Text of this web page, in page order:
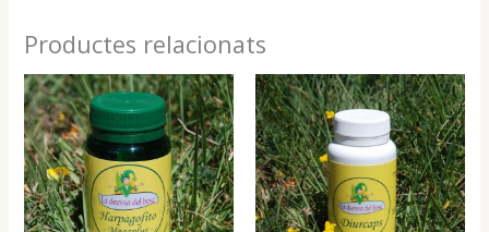
Productes relacionats